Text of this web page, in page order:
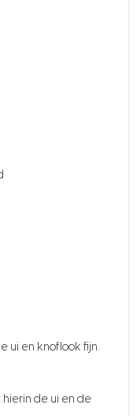
ui en knoflook fijn.
de ui en de